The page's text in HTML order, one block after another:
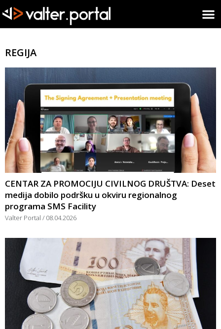
REGIJA
CENTAR ZA PROMOCIJU CIVILNOG DRUŠTVA: Deset
medija dobilo podršku u okviru regionalnog
programa SMS Facility
Valter Portal 08.04.2026